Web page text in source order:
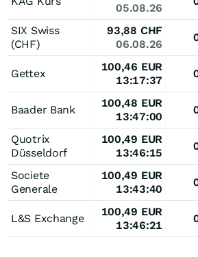
05.08.26
SIX Swiss
(CHF)
93,88 CHF
06.08.26
Gettex
100,46 EUR
13:17:37
Baader Bank
100,48 EUR
13:47:00
Quotrix
Düsseldorf
100,49 EUR
13:46:15
Societe
Generale
100,49 EUR
13:43:40
L&S Exchange
100,49 EUR
13:46:21